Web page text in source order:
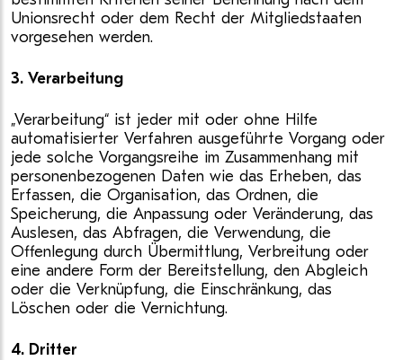
Unionsrecht oder dem Recht der Mitgliedstaaten
vorgesehen werden.
3. Verarbeitung
„Verarbeitung“ ist jeder mit oder ohne Hilfe
automatisierter Verfahren ausgeführte Vorgang oder
jede solche Vorgangsreihe im Zusammenhang mit
personenbezogenen Daten wie das Erheben, das
Erfassen, die Organisation, das Ordnen, die
Speicherung, die Anpassung oder Veränderung, das
Auslesen, das Abfragen, die Verwendung, die
Offenlegung durch Übermittlung, Verbreitung oder
eine andere Form der Bereitstellung, den Abgleich
oder die Verknüpfung, die Einschränkung, das
Löschen oder die Vernichtung.
4. Dritter